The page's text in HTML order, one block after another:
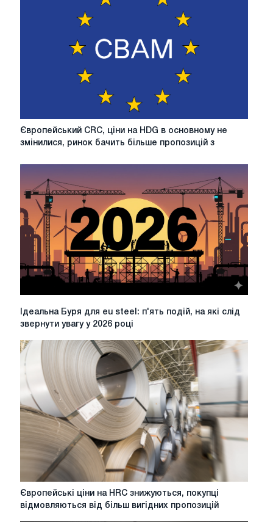
Європейський
CRC,
на
в
основному
не
змінилися,
ринок
бачить
більше
пропозицій
DDP
CBAM
Європейський CRC, ціни на HDG в основному не
змінилися, ринок бачить більше пропозицій з
Ідеальна
eu
steel:
п'ять
подій,
на
які
слід
звернути
Ідеальна Буря для eu steel: п'ять подій, на які слід
звернути увагу у 2026 році
Європейські
ціни
Європейські ціни на HRC знижуються, покупці
відмовляються від більш вигідних пропозицій